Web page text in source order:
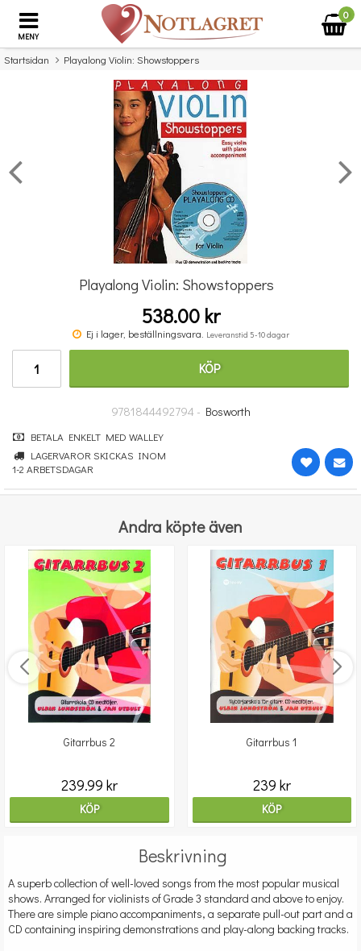
MENY
0
Startsidan Playalong Violin: Showstoppers
Missa inte detta...
Komplett Sångteknik - svenska (Cathrine Sadolin)
Playalong Violin: Showstoppers
538.00 kr
Ej i lager, beställningsvara. Leveranstid 5-10 dagar
KÖP
9781844492794 - Bosworth
BETALA ENKELT MED WALLEY
LAGERVAROR SKICKAS INOM
1-2 ARBETSDAGAR
Andra köpte även
Gitarrbus 2
239.99 kr
KÖP
Gitarrbus 1
239 kr
KÖP
Beskrivning
A superb collection of well-loved songs from the most popular musical
shows. Arranged for violinists of Grade 3 standard and above to enjoy.
There are simple piano accompaniments, a separate pull-out part and a
CD containing inspiring demonstrations and play-along backing tracks.